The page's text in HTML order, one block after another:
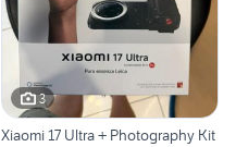
3
Xiaomi 17 Ultra + Photography Kit